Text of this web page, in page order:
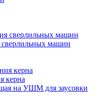
машин
керна